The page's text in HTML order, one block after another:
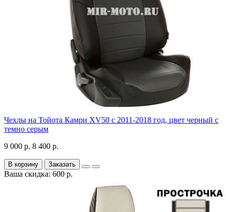
Чехлы на Тойота Камри XV50 с 2011-2018 год, цвет черный с
темно серым
9 000 р. 8 400 р.
В корзину Заказать
Ваша скидка: 600 р.